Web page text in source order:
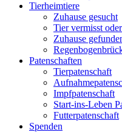
Tierheimtiere
Zuhause gesucht
Tier vermisst
Zuhause
Patenschaften
Tierpatenschaft
Impfpatenschaft
Start-ins-Leben
Futterpatenschaft
Spenden